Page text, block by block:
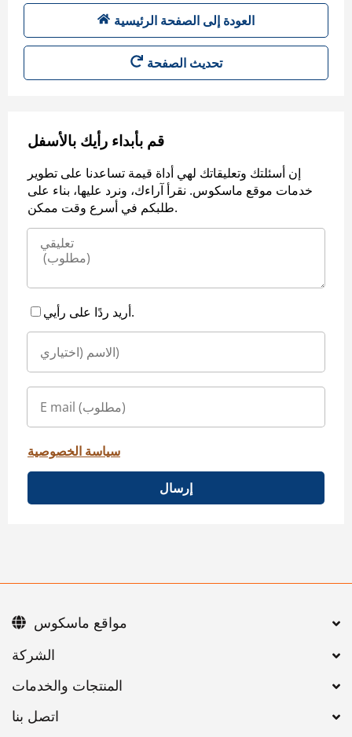
العودة إلى الصفحة الرئيسية
تحديث الصفحة
قم بأبداء رأيك بالأسفل
إن أسئلتك وتعليقاتك لهي أداة قيمة تساعدنا على تطوير
خدمات موقع ماسكوس. نقرأ آراءك، ونرد عليها، بناء على
طلبكم في أسرع وقت ممكن.
أريد ردًا على رأيي.
سياسة الخصوصية
إرسال
اتصل بنا
مواقع ماسكوس